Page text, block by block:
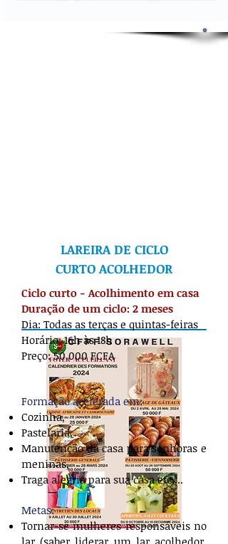
LAREIRA DE CICLO
CURTO ACOLHEDOR
Ciclo curto - Acolhimento em casa
Duração de um ciclo: 2 meses
Dia: Todas as terças e quintas-feiras
Horário: 16h às 18h
Preço: 50.000 FCFA
Formação acelerada em:
Cozinha,
Pastelaria,
Manutenção da casa para senhoras e
meninas,
Traga alegria para sua casa etc....
Metas:
Tornar-se mulheres responsáveis no
lar (saber liderar um lar acolhedor,